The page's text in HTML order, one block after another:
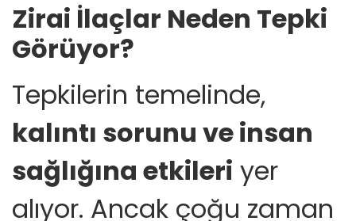
Zirai İlaçlar Neden Tepki
Görüyor?
Tepkilerin temelinde,
kalıntı sorunu ve insan
sağlığına etkileri yer
alıyor. Ancak çoğu zaman